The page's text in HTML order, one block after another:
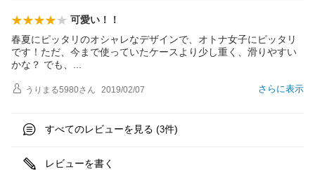
可愛い！！
春夏にピッタリのオシャレなデザインで、オトナ女子にピッタリ
です！ただ、今まで使っていたケースより少し重く、滑りやすい
かな？ でも、
さらに表示
うりまる5980さん 2019/02/07
すべてのレビューを見る (3件)
レビューを書く